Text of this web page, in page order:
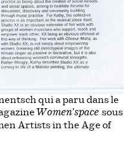
qui a paru dans le
Women’space sous
Artists in the Age of